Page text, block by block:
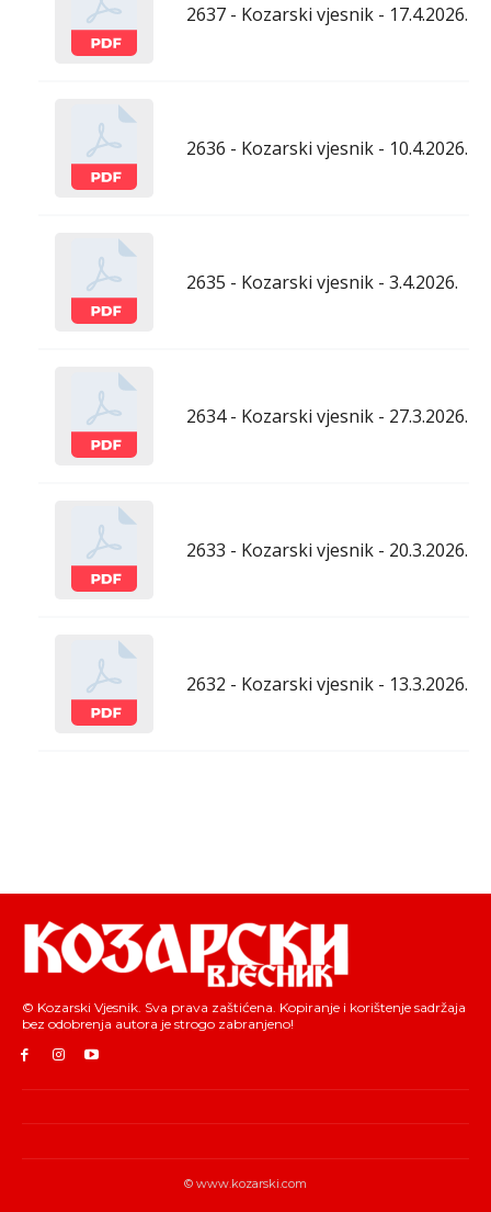
2637 - Kozarski vjesnik - 17.4.2026.
2636 - Kozarski vjesnik - 10.4.2026.
2635 - Kozarski vjesnik - 3.4.2026.
2634 - Kozarski vjesnik - 27.3.2026.
2633 - Kozarski vjesnik - 20.3.2026.
2632 - Kozarski vjesnik - 13.3.2026.
© Kozarski Vjesnik. Sva prava zaštićena. Kopiranje i korištenje sadržaja
bez odobrenja autora je strogo zabranjeno!
© www.kozarski.com